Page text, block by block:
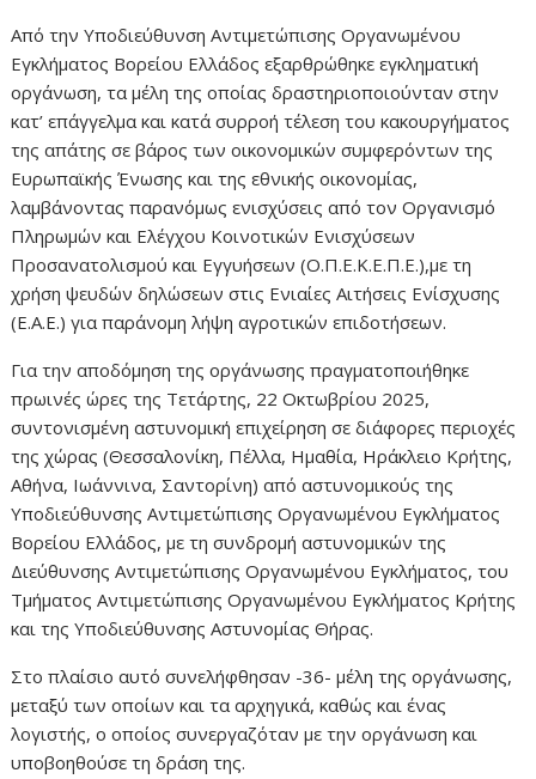
Από την Υποδιεύθυνση Αντιμετώπισης Οργανωμένου
Εγκλήματος Βορείου Ελλάδος εξαρθρώθηκε εγκληματική
οργάνωση, τα μέλη της οποίας δραστηριοποιούνταν στην
κατ’ επάγγελμα και κατά συρροή τέλεση του κακουργήματος
της απάτης σε βάρος των οικονομικών συμφερόντων της
Ευρωπαϊκής Ένωσης και της εθνικής οικονομίας,
λαμβάνοντας παρανόμως ενισχύσεις από τον Οργανισμό
Πληρωμών και Ελέγχου Κοινοτικών Ενισχύσεων
Προσανατολισμού και Εγγυήσεων (Ο.Π.Ε.Κ.Ε.Π.Ε.),με τη
χρήση ψευδών δηλώσεων στις Ενιαίες Αιτήσεις Ενίσχυσης
(Ε.Α.Ε.) για παράνομη λήψη αγροτικών επιδοτήσεων.
Για την αποδόμηση της οργάνωσης πραγματοποιήθηκε
πρωινές ώρες της Τετάρτης, 22 Οκτωβρίου 2025,
συντονισμένη αστυνομική επιχείρηση σε διάφορες περιοχές
της χώρας (Θεσσαλονίκη, Πέλλα, Ημαθία, Ηράκλειο Κρήτης,
Αθήνα, Ιωάννινα, Σαντορίνη) από αστυνομικούς της
Υποδιεύθυνσης Αντιμετώπισης Οργανωμένου Εγκλήματος
Βορείου Ελλάδος, με τη συνδρομή αστυνομικών της
Διεύθυνσης Αντιμετώπισης Οργανωμένου Εγκλήματος, του
Τμήματος Αντιμετώπισης Οργανωμένου Εγκλήματος Κρήτης
και της Υποδιεύθυνσης Αστυνομίας Θήρας.
Στο πλαίσιο αυτό συνελήφθησαν -36- μέλη της οργάνωσης,
μεταξύ των οποίων και τα αρχηγικά, καθώς και ένας
λογιστής, ο οποίος συνεργαζόταν με την οργάνωση και
υποβοηθούσε τη δράση της.